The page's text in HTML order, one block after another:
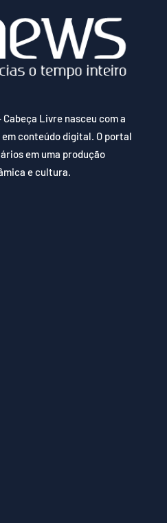
Cabeça Livre nasceu com a
conteúdo digital. O portal
em uma produção
e cultura.